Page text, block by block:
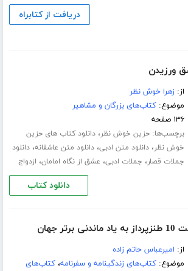
دریافت از کتابراه
ورزیدن
از:زهرا خوش نظر
موضوع:کتاب‌های بزرگان و مشاهیر
۱۳۶ صفحه
برچسب‌ها:حزین خوش نظر،دانلود کتاب های حزین
خوش نظر،دانلود متن ادبی،دانلود متن عاشقانه،دانلود
جملات قصار، جملات ادبی، عشق از نگاه امامان، ازدواج
دانلود کتاب
جهان
از: امیرعباس حاتم زاده
موضوع:کتاب‌های زندگینامه و سفرنامه،کتاب‌های